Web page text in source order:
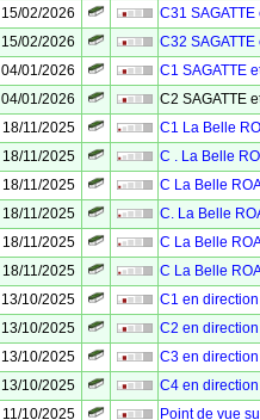
15/02/2026
C31 SAGATTE
15/02/2026
C32 SAGATTE
04/01/2026
C1 SAGATTE
04/01/2026
C2 SAGATTE
18/11/2025
C1 La Belle
18/11/2025
C . La Belle
18/11/2025
C La Belle
18/11/2025
C. La Belle
18/11/2025
C La Belle
18/11/2025
C La Belle
13/10/2025
C1 en
13/10/2025
C2 en
13/10/2025
C3 en
13/10/2025
C4 en
11/10/2025
Point de vue